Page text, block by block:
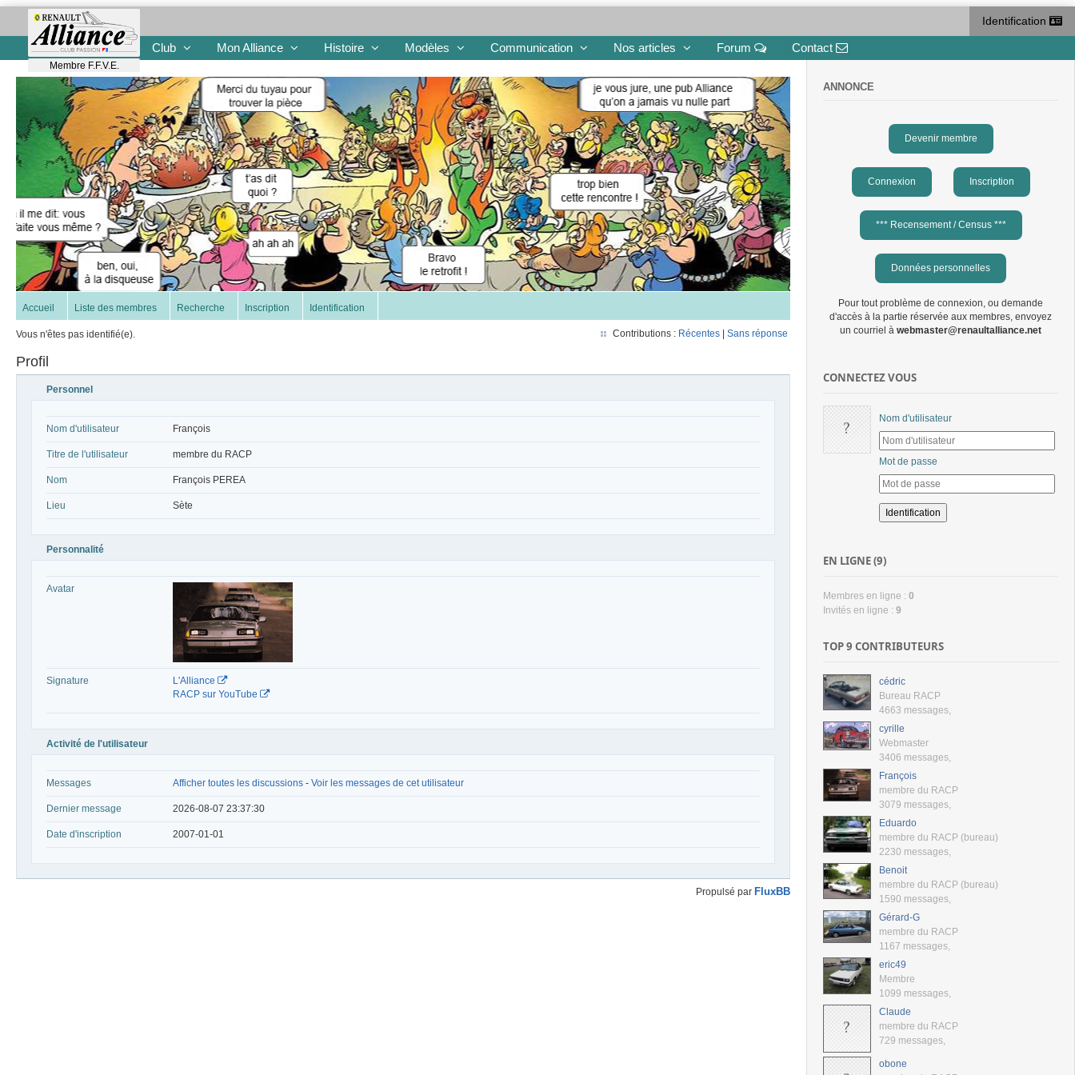
Membre F.F.V.E.
Identification
Club Mon Alliance Histoire Modèles Communication Nos articles Forum Contact
Accueil Liste des membres Recherche Inscription Identification
Vous n'êtes pas identifié(e). Contributions : Récentes Sans réponse
Profil
Personnel
Nom d'utilisateur François
Titre de l'utilisateur membre du RACP
Nom François PEREA
Lieu Sète
Personnalité
Avatar
Signature
L'Alliance
RACP sur YouTube
Activité de l'utilisateur
Messages Afficher toutes les discussions -Voir les messages de cet utilisateur
Dernier message 2026-08-07 23:37:30
Date d'inscription 2007-01-01
Propulsé par FluxBB
ANNONCE
Devenir membre
Connexion Inscription
*** Recensement / Census ***
Données personnelles
Pour tout problème de connexion, ou demande
d'accès à la partie réservée aux membres, envoyez
un courriel à webmaster@renaultalliance.net
CONNECTEZ VOUS
Nom d'utilisateur
Mot de passe
EN LIGNE (9)
Membres en ligne : 0
Invités en ligne : 9
TOP 9 CONTRIBUTEURS
cédric
Bureau RACP
4663 messages,
cyrille
Webmaster
3406 messages,
François
membre du RACP
3079 messages,
Eduardo
membre du RACP (bureau)
2230 messages,
Benoit
membre du RACP (bureau)
1590 messages,
Gérard-G
membre du RACP
1167 messages,
eric49
Membre
1099 messages,
Claude
membre du RACP
729 messages,
obone